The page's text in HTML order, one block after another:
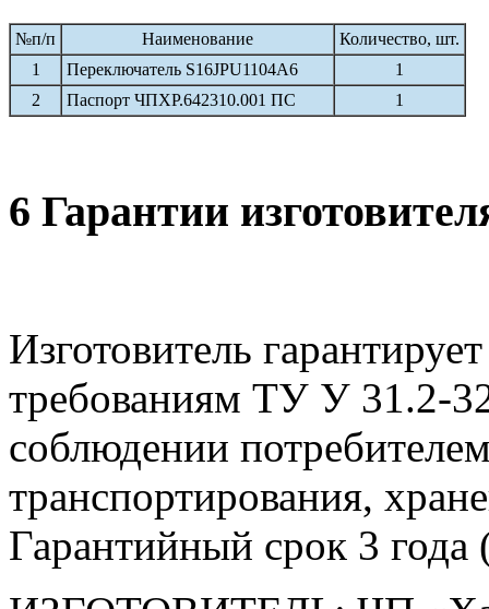
№п/п Наименование
Количество, шт.
1
Переключатель S16JPU1104A6
1
2
Паспорт ЧПХР.642310.001 ПС 1
6 Гарантии
Изготовитель
требованиям ТУ У 31.2-
соблюдении
транспортирования,
Гарантийный срок 3 года